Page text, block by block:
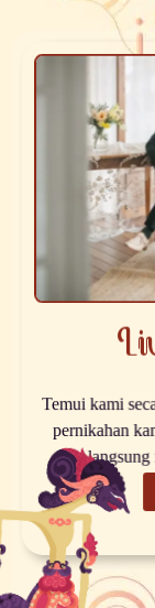
Temui kami
pernikahan
langsung